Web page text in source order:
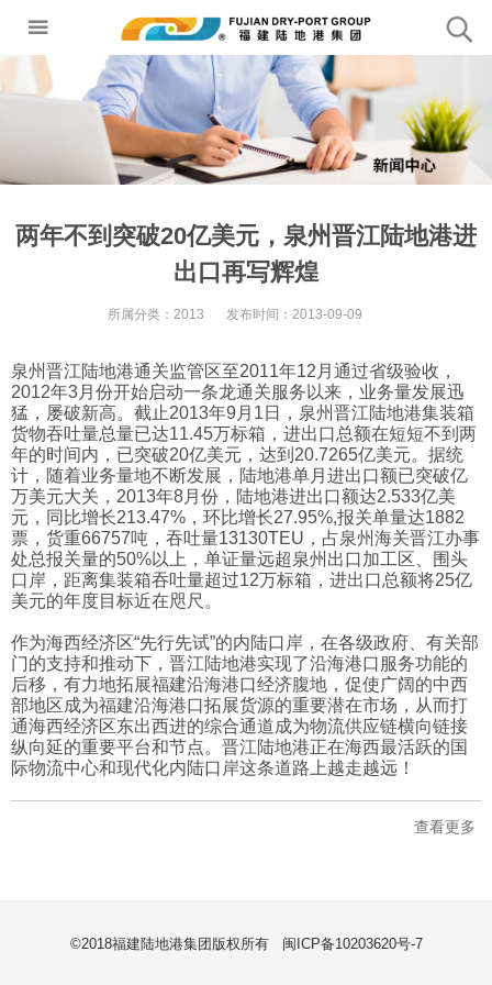
两年不到突破20亿美元，泉州晋江陆地港进
出口再写辉煌
所属分类： 2013 发布时间： 2013-09-09
泉州晋江陆地港通关监管区至2011年12月通过省级验收，
2012年3月份开始启动一条龙通关服务以来，业务量发展迅
猛，屡破新高。截止2013年9月1日，泉州晋江陆地港集装箱
货物吞吐量总量已达11.45万标箱，进出口总额在短短不到两
年的时间内，已突破20亿美元，达到20.7265亿美元。据统
计，随着业务量地不断发展，陆地港单月进出口额已突破亿
万美元大关，2013年8月份，陆地港进出口额达2.533亿美
元，同比增长213.47%，环比增长27.95%,报关单量达1882
票，货重66757吨，吞吐量13130TEU，占泉州海关晋江办事
处总报关量的50%以上，单证量远超泉州出口加工区、围头
口岸，距离集装箱吞吐量超过12万标箱，进出口总额将25亿
美元的年度目标近在咫尺。
作为海西经济区“先行先试”的内陆口岸，在各级政府、有关部
门的支持和推动下，晋江陆地港实现了沿海港口服务功能的
后移，有力地拓展福建沿海港口经济腹地，促使广阔的中西
部地区成为福建沿海港口拓展货源的重要潜在市场，从而打
通海西经济区东出西进的综合通道成为物流供应链横向链接
纵向延的重要平台和节点。晋江陆地港正在海西最活跃的国
际物流中心和现代化内陆口岸这条道路上越走越远！
查看更多
©2018福建陆地港集团版权所有 闽ICP备10203620号-7